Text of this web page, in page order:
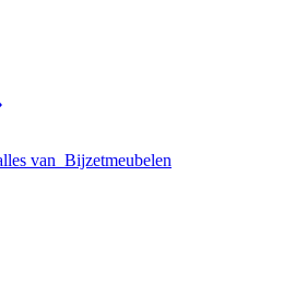
van Bijzetmeubelen